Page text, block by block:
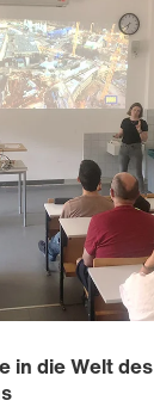
in die Welt des